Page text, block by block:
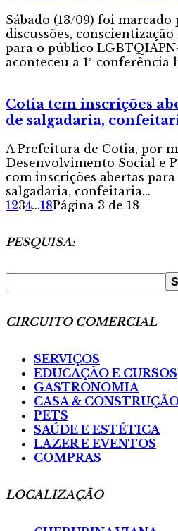
Sábado (13/09) foi
discussões,
para o público
aconteceu a 1ª conferência
Cotia tem inscrições
de salgadaria,
A Prefeitura de Cotia, por
Desenvolvimento Social e
com inscrições abertas para
salgadaria, confeitaria...
1 234...18Página 3 de 18
PESQUISA:
CIRCUITO COMERCIAL
SERVIÇOS
EDUCAÇÃO E CURSOS
GASTRONOMIA
CASA &
PETS
SAÚDE E ESTÉTICA
LAZER E EVENTOS
COMPRAS
LOCALIZAÇÃO